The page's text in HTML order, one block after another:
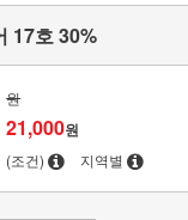
17호 30%
원
21,000원
(조건) 지역별